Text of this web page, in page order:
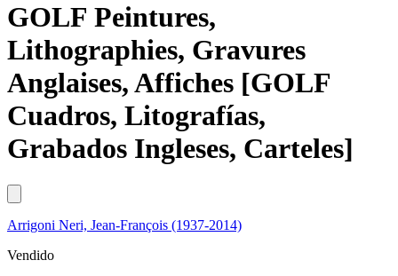
GOLF Peintures,
Lithographies, Gravures
Anglaises, Affiches [GOLF
Cuadros, Litografías,
Grabados Ingleses, Carteles]
Arrigoni Neri, Jean-François (1937-2014)
Vendido